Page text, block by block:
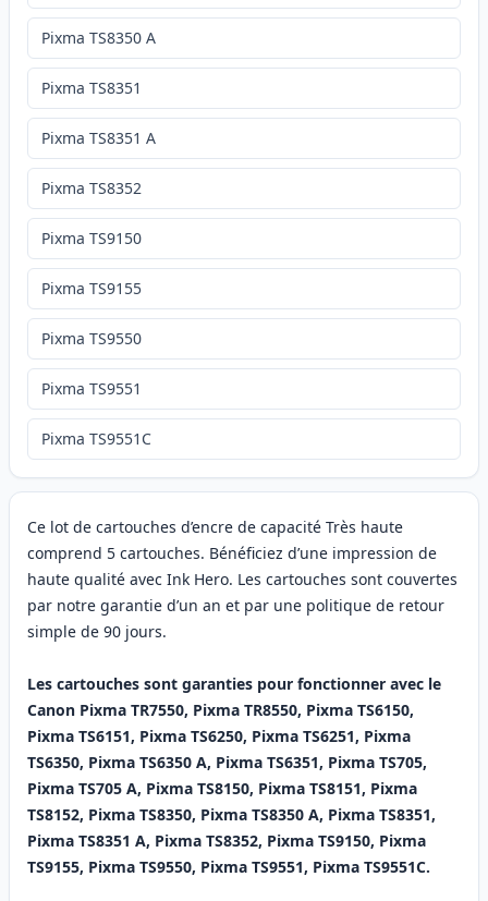
Ce lot de cartouches d’encre de capacité Très haute
comprend 5 cartouches. Bénéficiez d’une impression de
haute qualité avec Ink Hero. Les cartouches sont couvertes
par notre garantie d’un an et par une politique de retour
simple de 90 jours.
Les cartouches sont garanties pour fonctionner avec le
Canon Pixma TR7550, Pixma TR8550, Pixma TS6150,
Pixma TS6151, Pixma TS6250, Pixma TS6251, Pixma
TS6350, Pixma TS6350 A, Pixma TS6351, Pixma TS705,
Pixma TS705 A, Pixma TS8150, Pixma TS8151, Pixma
TS8152, Pixma TS8350, Pixma TS8350 A, Pixma TS8351,
Pixma TS8351 A, Pixma TS8352, Pixma TS9150, Pixma
TS9155, Pixma TS9550, Pixma TS9551, Pixma TS9551C.
Pixma TS8350 A
Pixma TS8351
Pixma TS8351 A
Pixma TS8352
Pixma TS9150
Pixma TS9155
Pixma TS9550
Pixma TS9551
Pixma TS9551C